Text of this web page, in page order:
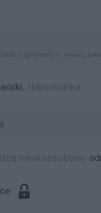
z opisywanym ( wyrazy
Hajnowianka
męskoosobowy